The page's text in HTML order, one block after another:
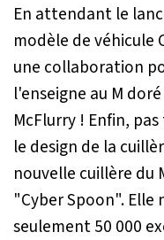
En attendant le
modèle de véhicule
une collaboration
l'enseigne au M
McFlurry ! Enfin,
le design de la
nouvelle cuillère du
"Cyber Spoon".
seulement 50 000